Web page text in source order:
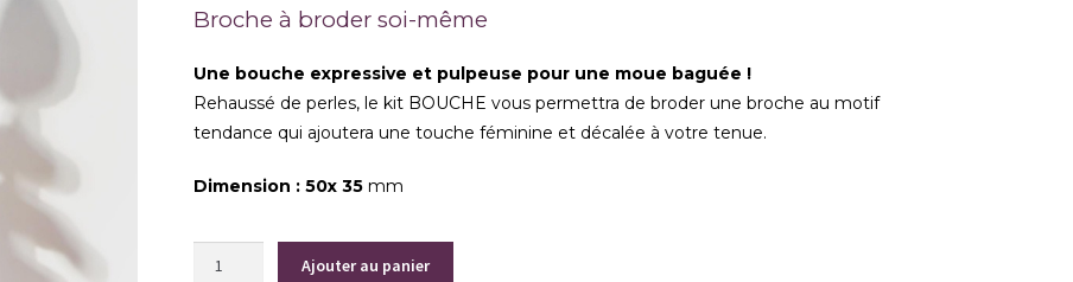
Broche à broder soi-même
Une bouche expressive et pulpeuse pour une moue baguée !
Rehaussé de perles, le kit BOUCHE vous permettra de broder une broche au motif
tendance qui ajoutera une touche féminine et décalée à votre tenue.
Dimension : 50x 35mm
Ajouter au panier